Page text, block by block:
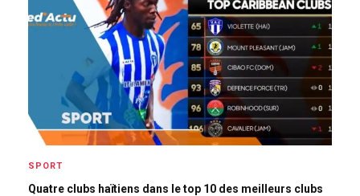
SPORT
Quatre clubs haïtiens dans le top 10 des meilleurs clubs